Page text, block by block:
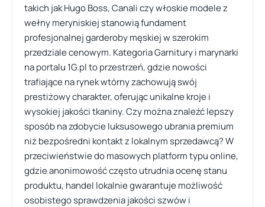
takich jak Hugo Boss, Canali czy włoskie modele z
wełny meryniskiej stanowią fundament
profesjonalnej garderoby męskiej w szerokim
przedziale cenowym. Kategoria Garnitury i marynarki
na portalu 1G.pl to przestrzeń, gdzie nowości
trafiające na rynek wtórny zachowują swój
prestiżowy charakter, oferując unikalne kroje i
wysokiej jakości tkaniny. Czy można znaleźć lepszy
sposób na zdobycie luksusowego ubrania premium
niż bezpośredni kontakt z lokalnym sprzedawcą? W
przeciwieństwie do masowych platform typu online,
gdzie anonimowość często utrudnia ocenę stanu
produktu, handel lokalnie gwarantuje możliwość
osobistego sprawdzenia jakości szwów i